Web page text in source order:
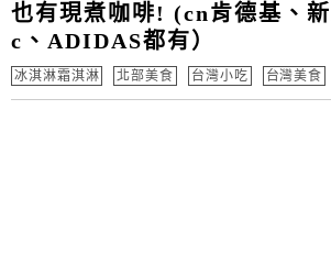
也有現煮咖啡! (cn肯德基、
c、ADIDAS都有）
冰淇淋霜淇淋 北部美食 台灣小吃 台灣美食